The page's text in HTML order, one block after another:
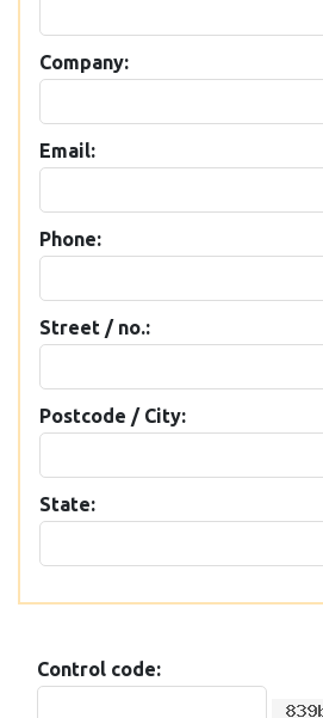
Company:
Email:
Phone:
Street / no.:
Postcode / City:
State:
Control code: